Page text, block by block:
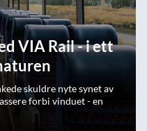
VIA Rail - i ett
skuldre nyte synet av
forbi vinduet - en